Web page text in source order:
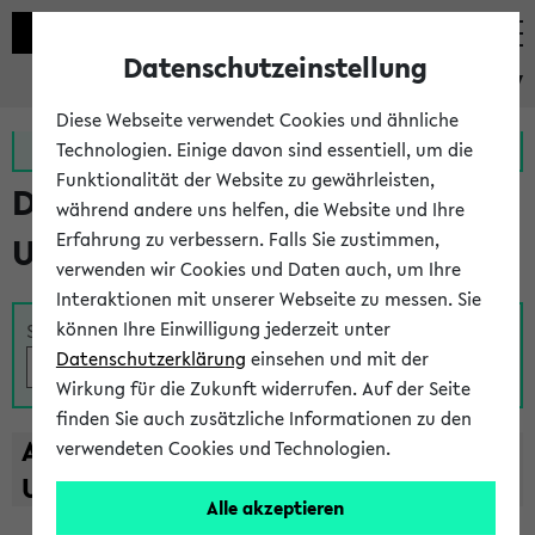
eKVV
Zur MeineUni App Zum MeineUni Portal
Das Lehrangebot der
Universität Bielefeld
Suche
A B C D E F G H I J K L M N O
U
V W X Y
Z
Datenschutzeinstellung
Diese Webseite verwendet Cookies und ähnliche
Technologien. Einige davon sind essentiell, um die
Funktionalität der Website zu gewährleisten,
während andere uns helfen, die Website und Ihre
Erfahrung zu verbessern. Falls Sie zustimmen,
verwenden wir Cookies und Daten auch, um Ihre
Interaktionen mit unserer Webseite zu messen. Sie
können Ihre Einwilligung jederzeit unter
Datenschutzerklärung einsehen und mit der
Wirkung für die Zukunft widerrufen. Auf der Seite
finden Sie auch zusätzliche Informationen zu den
verwendeten Cookies und Technologien.
Alle akzeptieren